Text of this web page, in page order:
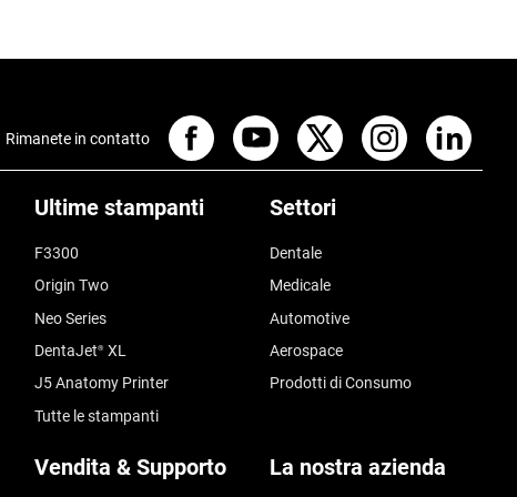
Ultime stampanti
F3300
Origin Two
Neo Series
DentaJet® XL
J5 Anatomy Printer
Tutte le stampanti
Settori
Dentale
Medicale
Automotive
Aerospace
Prodotti di Consumo
Vendita & Supporto La nostra azienda
Rimanete in contatto